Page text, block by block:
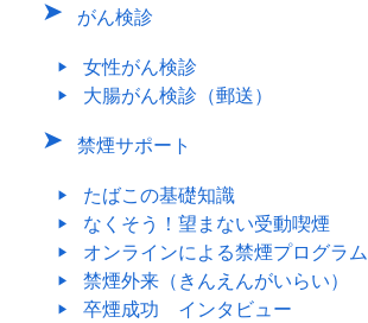
がん検診
女性がん検診
大腸がん検診（郵送）
禁煙サポート
たばこの基礎知識
なくそう！望まない受動喫煙
オンラインによる禁煙プログラム
禁煙外来（きんえんがいらい）
卒煙成功 インタビュー